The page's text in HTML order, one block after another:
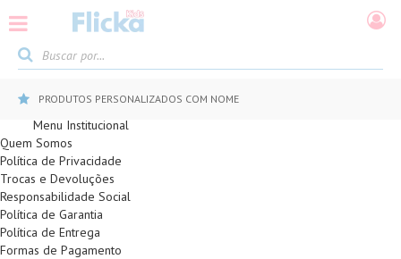
PRODUTOS PERSONALIZADOS COM NOME
Menu Institucional
Quem Somos
Política de Privacidade
Trocas e Devoluções
Responsabilidade Social
Política de Garantia
Política de Entrega
Formas de Pagamento